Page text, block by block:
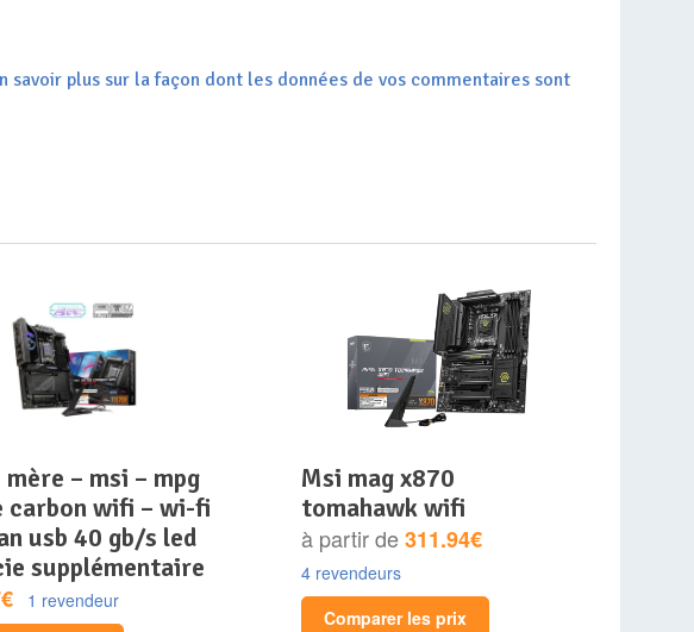
savoir plus sur la façon dont les données de vos commentaires sont
carbon wifi – wi-fi
usb 40 gb/s led
supplémentaire
1 revendeur
msi mag x870
tomahawk wifi
à partir de311.94€
4 revendeurs
Comparer les prix